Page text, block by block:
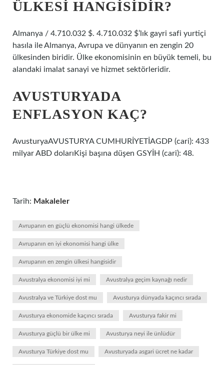
ÜLKESI HANGISIDIR?
Almanya / 4.710.032 $. 4.710.032 $’lık gayri safi yurtiçi
hasıla ile Almanya, Avrupa ve dünyanın en zengin 20
ülkesinden biridir. Ülke ekonomisinin en büyük temeli, bu
alandaki imalat sanayi ve hizmet sektörleridir.
AVUSTURYADA
ENFLASYON KAÇ?
AvusturyaAVUSTURYA CUMHURİYETİAGDP (cari): 433
milyar ABD dolarıKişi başına düşen GSYİH (cari): 48.
Tarih: Makaleler
Avrupanın en güçlü ekonomisi hangi ülkede
Avrupanın en iyi ekonomisi hangi ülke
Avrupanın en zengin ülkesi hangisidir
Avustralya ekonomisi iyi mi Avustralya geçim kaynağı nedir
Avustralya ve Türkiye dost mu Avusturya dünyada kaçıncı sırada
Avusturya ekonomide kaçıncı sırada Avusturya fakir mi
Avusturya güçlü bir ülke mi Avusturya neyi ile ünlüdür
Avusturya Türkiye dost mu Avusturyada asgari ücret ne kadar